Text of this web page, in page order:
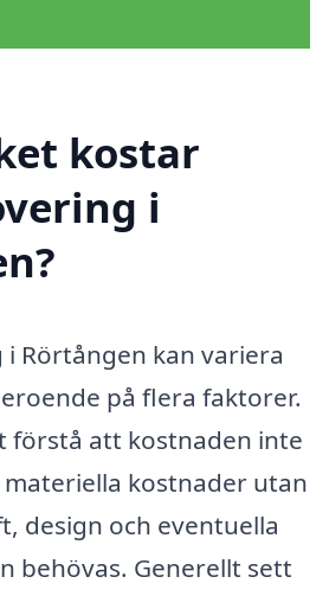
kostar
i
Rörtången kan variera
på flera faktorer.
förstå att kostnaden inte
kostnader utan
design och eventuella
behövas. Generellt sett